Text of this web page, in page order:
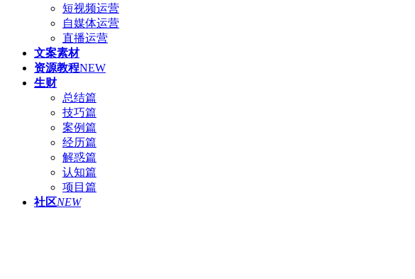
短视频运营
自媒体运营
直播运营
文案素材
资源教程NEW
生财
总结篇
技巧篇
案例篇
经历篇
解惑篇
认知篇
项目篇
社区NEW